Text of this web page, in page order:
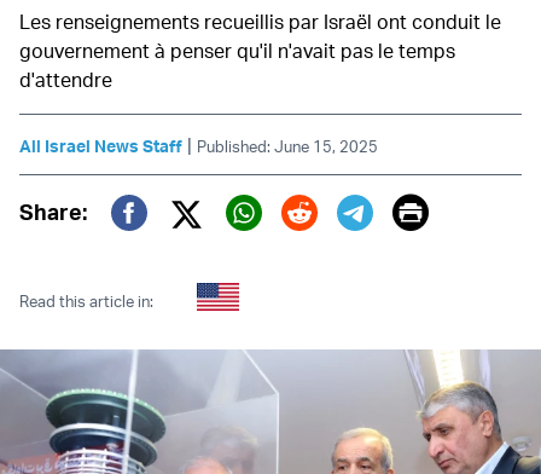
Les renseignements recueillis par Israël ont conduit le
gouvernement à penser qu'il n'avait pas le temps
d'attendre
All Israel News Staff | Published: June 15, 2025
Share:
Twitter (X)
Print
Read this article in: